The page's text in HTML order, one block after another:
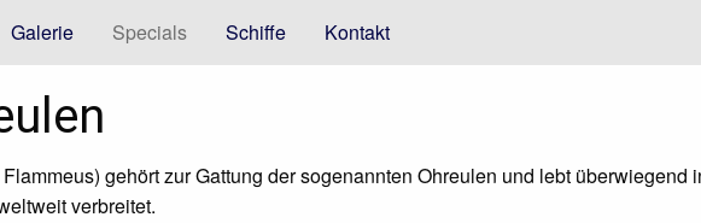
Galerie Specials Schiffe Kontakt
gehört zur Gattung der sogenannten Ohreulen und lebt
verbreitet.